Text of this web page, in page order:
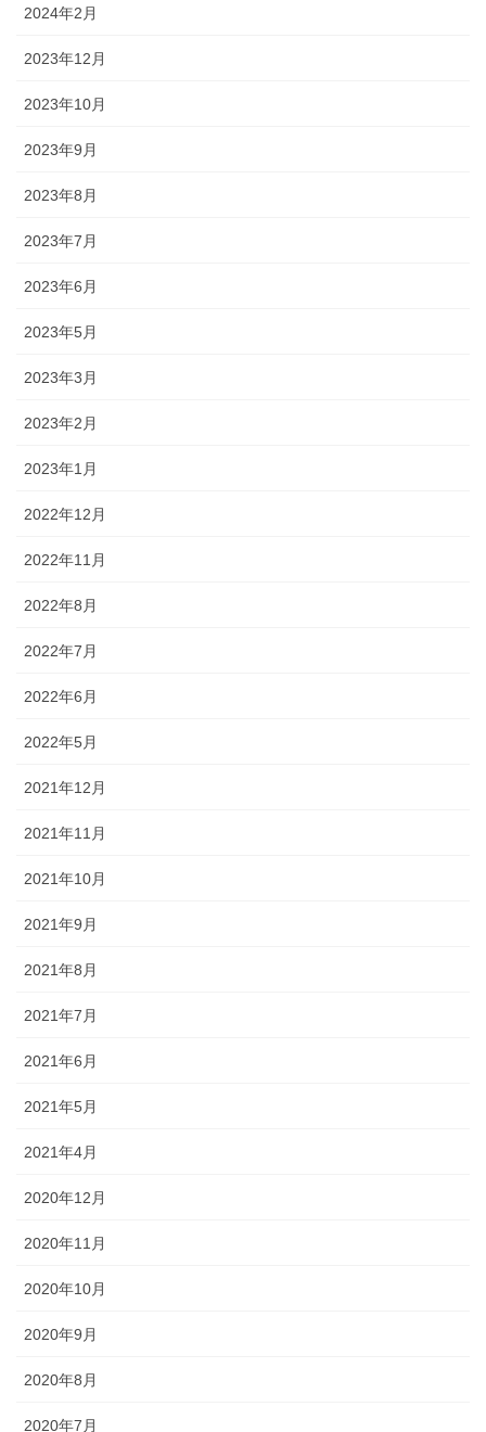
2024年2月
2023年12月
2023年10月
2023年9月
2023年8月
2023年7月
2023年6月
2023年5月
2023年3月
2023年2月
2023年1月
2022年12月
2022年11月
2022年8月
2022年7月
2022年6月
2022年5月
2021年12月
2021年11月
2021年10月
2021年9月
2021年8月
2021年7月
2021年6月
2021年5月
2021年4月
2020年12月
2020年11月
2020年10月
2020年9月
2020年8月
2020年7月